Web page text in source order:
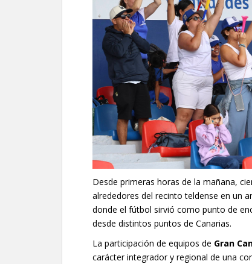
Desde primeras horas de la mañana,
alrededores del recinto teldense en un
donde el fútbol sirvió como punto de
desde distintos puntos de Canarias.
La participación de equipos de Gran
carácter integrador y regional de una